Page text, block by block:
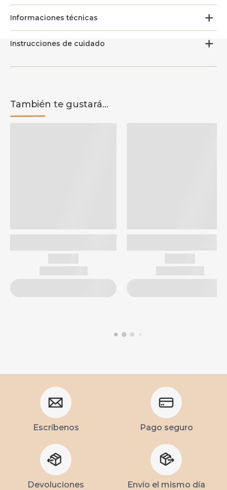
Informaciones técnicas
Instrucciones de cuidado
También te gustará...
Escríbenos Pago seguro
Devoluciones
Envío el mismo día